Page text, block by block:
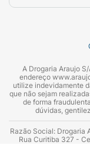
A Drogaria Araujo
endereço
utilize indevidamente
que não sejam
de forma
dúvidas,
Razão Social: Drogaria
Rua Curitiba 327 -